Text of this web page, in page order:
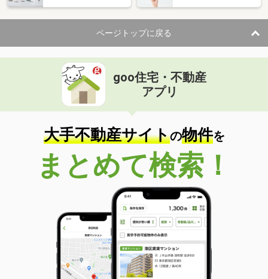
ページトップに戻る
goo住宅・不動産
アプリ
大手不動産サイトの物件を
まとめて検索！